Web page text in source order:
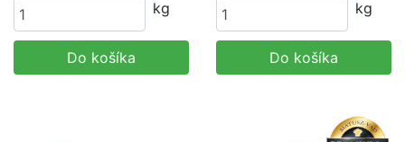
kg
Do košíka
kg
Do košíka